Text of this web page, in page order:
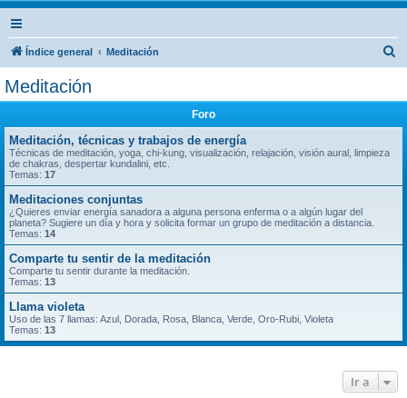
Índice general Meditación
Meditación
Foro
Meditación, técnicas y trabajos de energía
Técnicas de meditación, yoga, chi-kung, visualización, relajación, visión aural, limpieza
de chakras, despertar kundalini, etc.
Temas: 17
Meditaciones conjuntas
¿Quieres enviar energía sanadora a alguna persona enferma o a algún lugar del
planeta? Sugiere un día y hora y solicita formar un grupo de meditación a distancia.
Temas: 14
Comparte tu sentir de la meditación
Comparte tu sentir durante la meditación.
Temas: 13
Llama violeta
Uso de las 7 llamas: Azul, Dorada, Rosa, Blanca, Verde, Oro-Rubi, Violeta
Temas: 13
Ir a